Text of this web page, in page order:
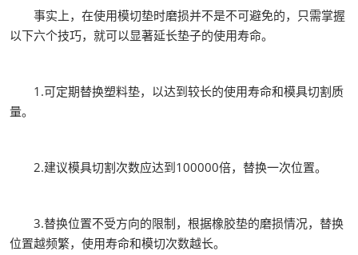
事实上，在使用模切垫时磨损并不是不可避免的，只需掌握
以下六个技巧，就可以显著延长垫子的使用寿命。
1.可定期替换塑料垫，以达到较长的使用寿命和模具切割质
量。
2.建议模具切割次数应达到100000倍，替换一次位置。
3.替换位置不受方向的限制，根据橡胶垫的磨损情况，替换
位置越频繁，使用寿命和模切次数越长。